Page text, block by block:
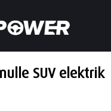
SUV elektrik